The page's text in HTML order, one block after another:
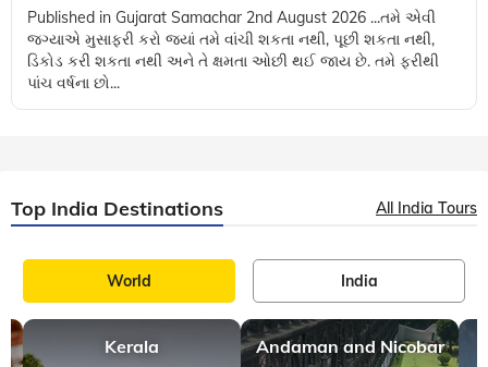
Published in Gujarat Samachar 2nd August 2026 ...તમે એવી
જગ્યાએ મુસાફરી કરો જ્યાં તમે વાંચી શકતા નથી, પૂછી શકતા નથી,
ડિકોડ કરી શકતા નથી અને તે ક્ષમતા ઓછી થઈ જાય છે. તમે ફરીથી
પાંચ વર્ષના છો...
Top India Destinations All India Tours
World India
Kerala Andaman and Nicobar